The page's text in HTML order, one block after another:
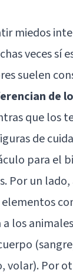
miedos
veces sí
suelen
de
que los
de
para el
Por un
los
volar). Por